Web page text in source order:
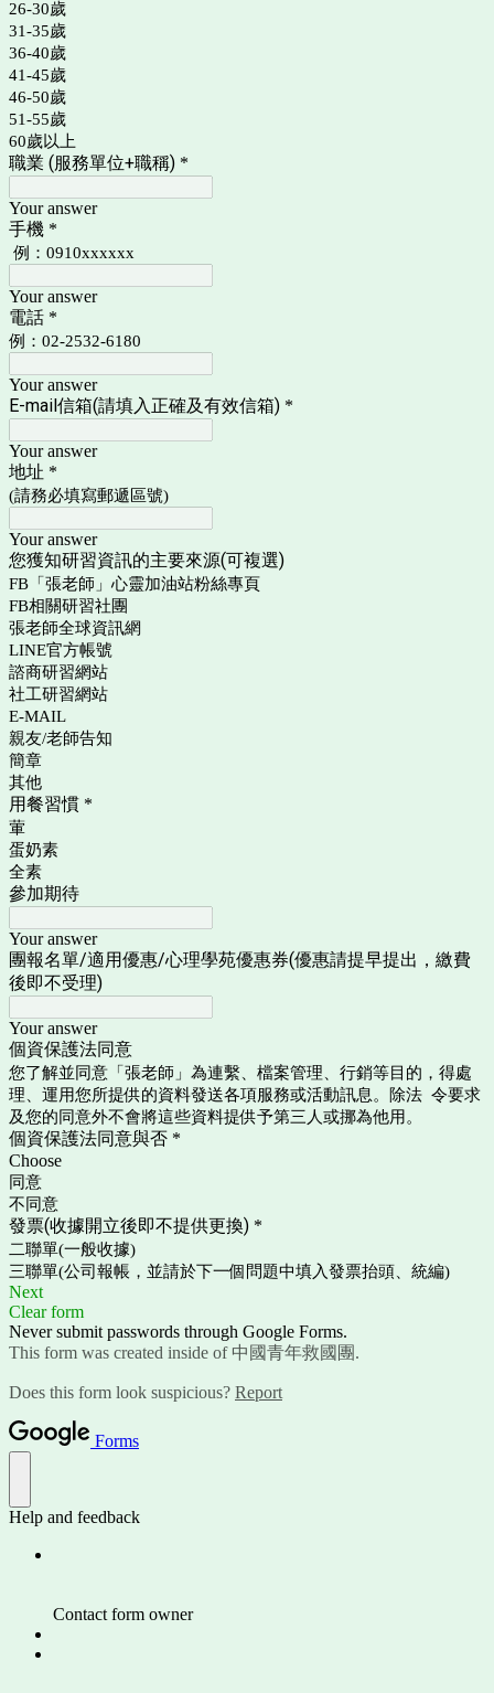
26-30歲
31-35歲
36-40歲
41-45歲
46-50歲
51-55歲
60歲以上
職業 (服務單位+職稱) *
Your answer
手機 *
例：0910xxxxxx
Your answer
電話 *
例：02-2532-6180
Your answer
E-mail信箱(請填入正確及有效信箱) *
Your answer
地址 *
(請務必填寫郵遞區號)
Your answer
您獲知研習資訊的主要來源(可複選)
FB「張老師」心靈加油站粉絲專頁
FB相關研習社團
張老師全球資訊網
LINE官方帳號
諮商研習網站
社工研習網站
E-MAIL
親友/老師告知
簡章
其他
用餐習慣 *
葷
蛋奶素
全素
參加期待
Your answer
團報名單/適用優惠/心理學苑優惠券(優惠請提早提出，繳費
後即不受理)
Your answer
個資保護法同意
您了解並同意「張老師」為連繫、檔案管理、行銷等目的，得處
理、運用您所提供的資料發送各項服務或活動訊息。除法 令要求
及您的同意外不會將這些資料提供予第三人或挪為他用。
個資保護法同意與否 *
Choose
同意
不同意
發票(收據開立後即不提供更換) *
二聯單(一般收據)
三聯單(公司報帳，並請於下一個問題中填入發票抬頭、統編)
Next
Clear form
Never submit passwords through Google Forms.
This form was created inside of 中國青年救國團.
Does this form look suspicious? Report
Forms
Help and feedback
Contact form owner